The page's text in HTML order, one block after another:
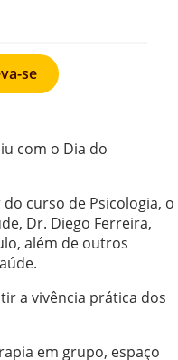
se
com o Dia do
curso de Psicologia, o
Dr. Diego Ferreira,
além de outros
a vivência prática dos
em grupo, espaço